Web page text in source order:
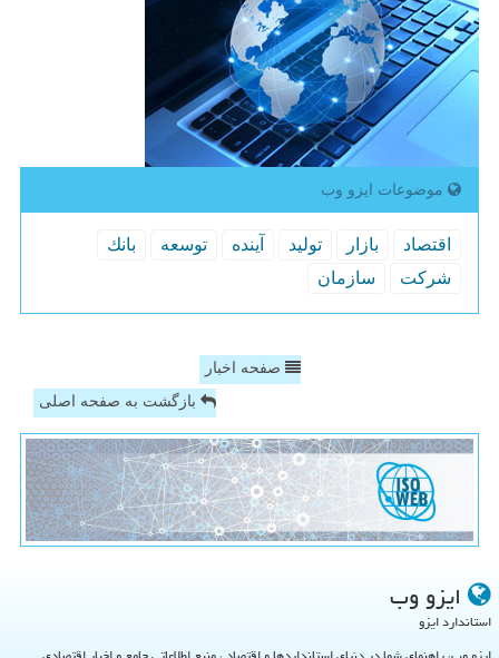
موضوعات ایزو وب
اقتصاد بازار تولید آینده توسعه
بانك
شركت
سازمان
صفحه اخبار
بازگشت به صفحه اصلی
ایزو وب
استاندارد ایزو